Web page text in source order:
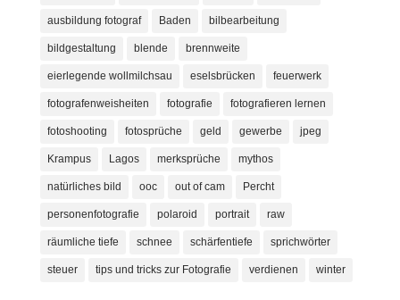
ausbildung fotograf Baden bilbearbeitung
bildgestaltung blende brennweite
eierlegende wollmilchsau eselsbrücken feuerwerk
fotografenweisheiten fotografie fotografieren lernen
fotoshooting fotosprüche geld gewerbe jpeg
Krampus Lagos merksprüche mythos
natürliches bild ooc out of cam Percht
personenfotografie polaroid portrait raw
räumliche tiefe schnee schärfentiefe sprichwörter
steuer tips und tricks zur Fotografie verdienen winter